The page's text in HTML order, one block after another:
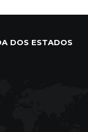
DOS ESTADOS